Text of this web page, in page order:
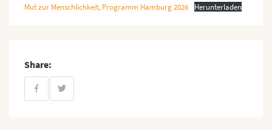
Mut zur Menschlichkeit, Programm Hamburg 2026 Herunterladen
Share: